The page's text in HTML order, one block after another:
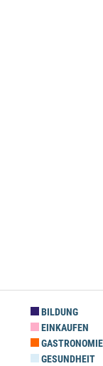
BILDUNG
EINKAUFEN
GASTRONOMIE
GESUNDHEIT